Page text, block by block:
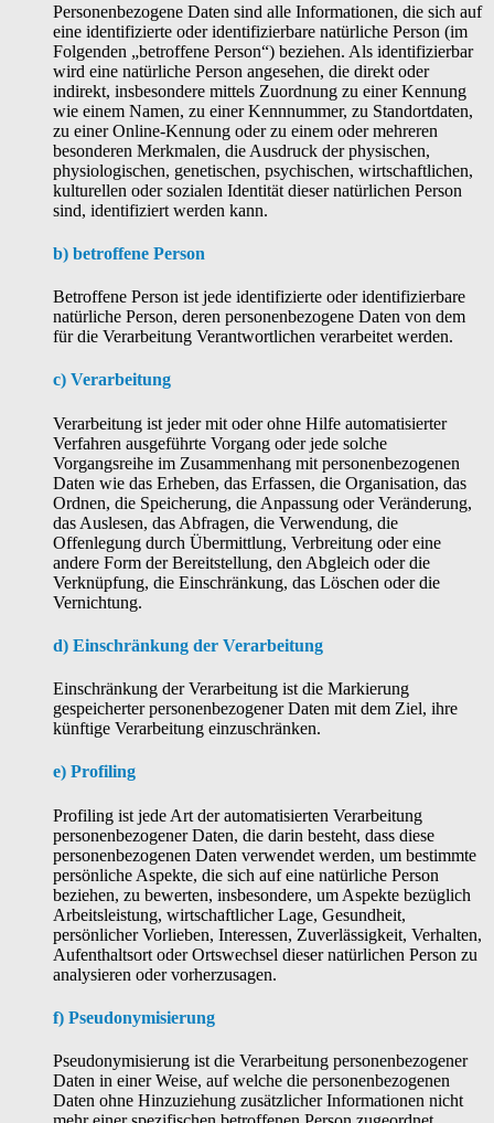
Personenbezogene Daten sind alle Informationen, die sich auf
eine identifizierte oder identifizierbare natürliche Person (im
Folgenden „betroffene Person“) beziehen. Als identifizierbar
wird eine natürliche Person angesehen, die direkt oder
indirekt, insbesondere mittels Zuordnung zu einer Kennung
wie einem Namen, zu einer Kennnummer, zu Standortdaten,
zu einer Online-Kennung oder zu einem oder mehreren
besonderen Merkmalen, die Ausdruck der physischen,
physiologischen, genetischen, psychischen, wirtschaftlichen,
kulturellen oder sozialen Identität dieser natürlichen Person
sind, identifiziert werden kann.
b) betroffene Person
Betroffene Person ist jede identifizierte oder identifizierbare
natürliche Person, deren personenbezogene Daten von dem
für die Verarbeitung Verantwortlichen verarbeitet werden.
c) Verarbeitung
Verarbeitung ist jeder mit oder ohne Hilfe automatisierter
Verfahren ausgeführte Vorgang oder jede solche
Vorgangsreihe im Zusammenhang mit personenbezogenen
Daten wie das Erheben, das Erfassen, die Organisation, das
Ordnen, die Speicherung, die Anpassung oder Veränderung,
das Auslesen, das Abfragen, die Verwendung, die
Offenlegung durch Übermittlung, Verbreitung oder eine
andere Form der Bereitstellung, den Abgleich oder die
Verknüpfung, die Einschränkung, das Löschen oder die
Vernichtung.
d) Einschränkung der Verarbeitung
Einschränkung der Verarbeitung ist die Markierung
gespeicherter personenbezogener Daten mit dem Ziel, ihre
künftige Verarbeitung einzuschränken.
e) Profiling
Profiling ist jede Art der automatisierten Verarbeitung
personenbezogener Daten, die darin besteht, dass diese
personenbezogenen Daten verwendet werden, um bestimmte
persönliche Aspekte, die sich auf eine natürliche Person
beziehen, zu bewerten, insbesondere, um Aspekte bezüglich
Arbeitsleistung, wirtschaftlicher Lage, Gesundheit,
persönlicher Vorlieben, Interessen, Zuverlässigkeit, Verhalten,
Aufenthaltsort oder Ortswechsel dieser natürlichen Person zu
analysieren oder vorherzusagen.
f) Pseudonymisierung
Pseudonymisierung ist die Verarbeitung personenbezogener
Daten in einer Weise, auf welche die personenbezogenen
Daten ohne Hinzuziehung zusätzlicher Informationen nicht